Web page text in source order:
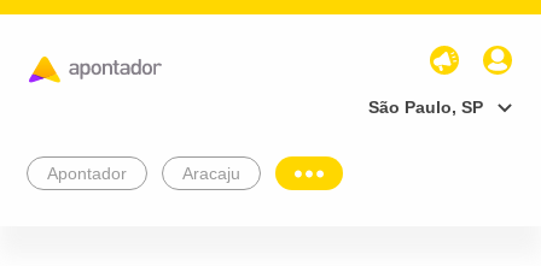
São Paulo, SP
Apontador Aracaju